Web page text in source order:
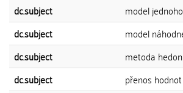
dc.subject
model
dc.subject
model
dc.subject
metoda
dc.subject
přenos hodnot